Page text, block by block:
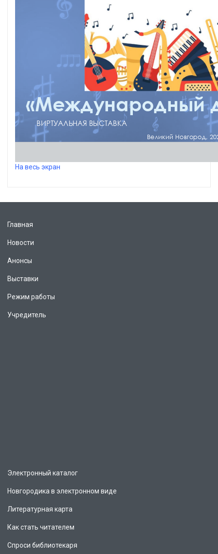
На весь экран
Главная
Новости
Анонсы
Выставки
Режим работы
Учредитель
Электронный каталог
Новгородика в электронном виде
Литературная карта
Как стать читателем
Спроси библиотекаря